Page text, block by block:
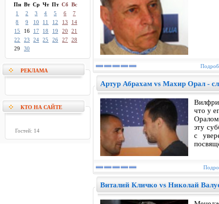
Пн Вт Ср Чт Пт Сб Вс
1
2 3 4 5 6
7
8
9 10 11 12 13
14
15
16 17 18 19 20
21
22
23 24 25 26 27
28
29
30
РЕКЛАМА
КТО НА САЙТЕ
Гостей: 14
Артур Абрахам vs Махир Орал -
что у
эту
с
Виталий Кличко vs Николай